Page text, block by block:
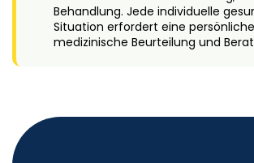
Behandlung. Jede individuelle
Situation erfordert eine persönliche
medizinische Beurteilung und